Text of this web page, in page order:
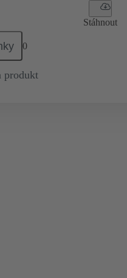
Stáhnout
0
produkt